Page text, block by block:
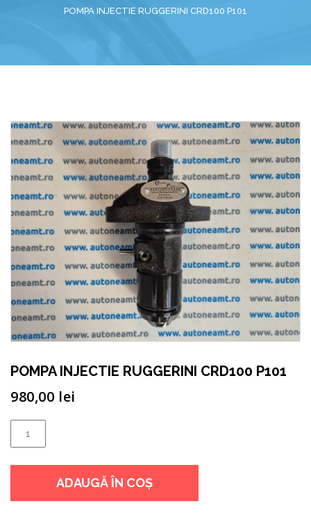
POMPA INJECTIE RUGGERINI CRD100 P101
POMPA INJECTIE RUGGERINI CRD100 P101
980,00 lei
POMPA
INJECTIE
RUGGERINI
CRD100
ADAUGĂ ÎN COȘ